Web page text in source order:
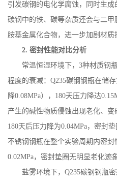
引发碳钢的电化学腐蚀，同时生成
碳钢中的铁、碳等杂质还会与二
胺基金属化合物，进一步加剧材质
2.密封性能对比分析
常温恒湿环境下， 3种材质钢
程度的衰减： Q235碳钢钢瓶在储存
降0.08MPa）， 180天压力降达
产生的碱性物质侵蚀出现老化、变
180天后压力降为0.04MPa，密封垫
不锈钢钢瓶在整个实验周期内密封
0.02MPa，密封垫圈无明显老化迹象
盐雾环境下， Q235碳钢钢瓶